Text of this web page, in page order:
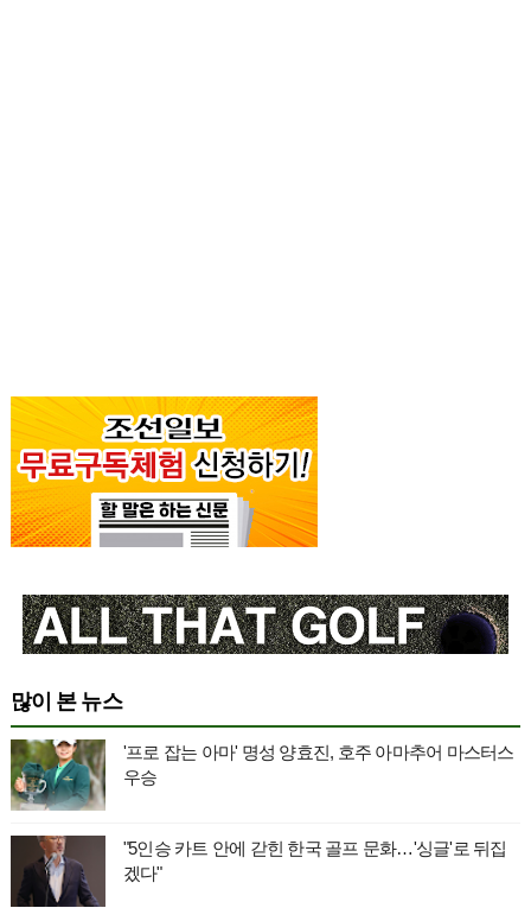
많이 본 뉴스
'프로 잡는 아마' 명성 양효진, 호주 아마추어 마스터스
우승
"5인승 카트 안에 갇힌 한국 골프 문화…'싱글'로 뒤집
겠다"